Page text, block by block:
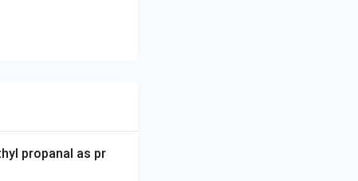
propanal as pr